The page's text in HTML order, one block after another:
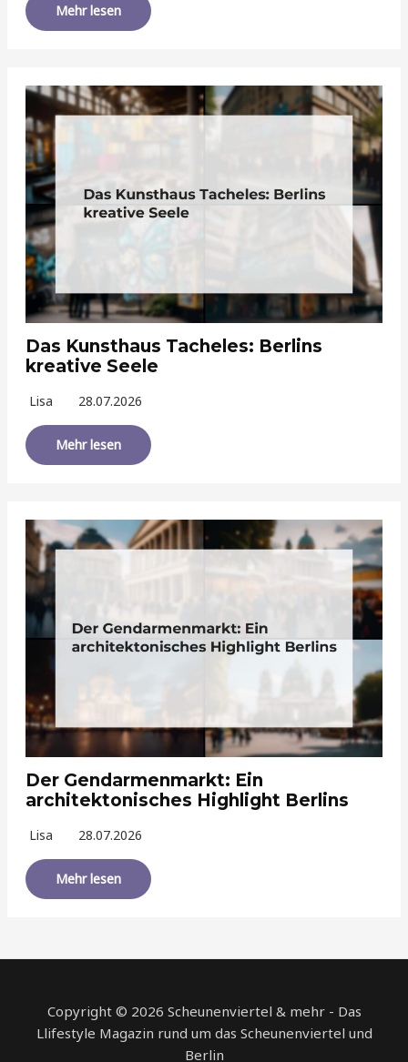
Mehr lesen
Das Kunsthaus Tacheles: Berlins
kreative Seele
Lisa 28.07.2026
Mehr lesen
Der Gendarmenmarkt: Ein
architektonisches Highlight Berlins
Lisa 28.07.2026
Mehr lesen
Copyright © 2026 Scheunenviertel & mehr - Das
Llifestyle Magazin rund um das Scheunenviertel und
Berlin